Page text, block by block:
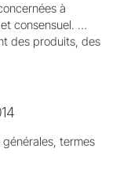
à
consensuel. …
des produits, des
termes